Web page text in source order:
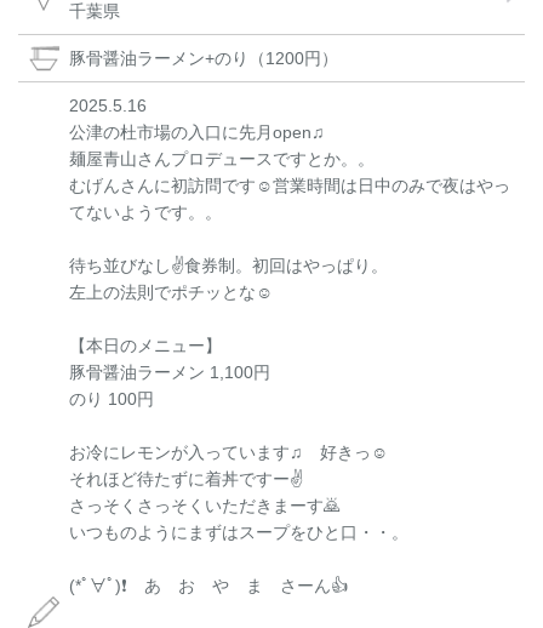
千葉県
豚骨醤油ラーメン+のり（1200円）
2025.5.16
公津の杜市場の入口に先月open♫
麺屋青山さんプロデュースですとか。。
むげんさんに初訪問です☺営業時間は日中のみで夜はやっ
てないようです。。
待ち並びなし✌食券制。初回はやっぱり。
左上の法則でポチッとな☺
【本日のメニュー】
豚骨醤油ラーメン 1,100円
のり 100円
お冷にレモンが入っています♫ 好きっ☺
それほど待たずに着丼ですー✌
さっそくさっそくいただきまーす🙇
いつものようにまずはスープをひと口・・。
(*ﾟ∀ﾟ)❗️ あ お や ま さーん👍️